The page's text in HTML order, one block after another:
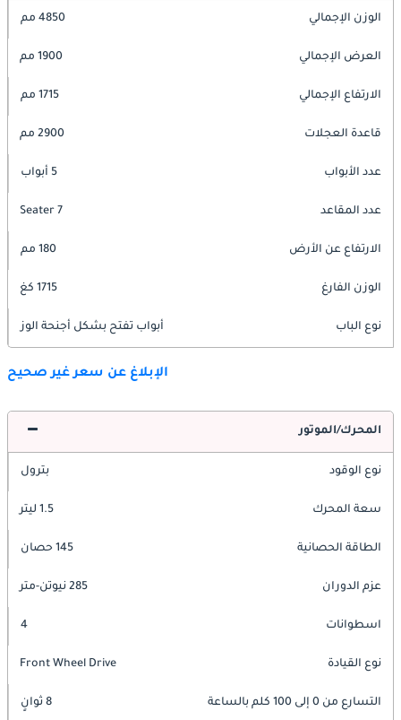
الوزن الإجمالي 4850 مم
العرض الإجمالي 1900 مم
الارتفاع الإجمالي 1715 مم
قاعدة العجلات 2900 مم
عدد الأبواب 5 أبواب
عدد المقاعد 7 Seater
الارتفاع عن الأرض 180 مم
الوزن الفارغ 1715 كغ
نوع الباب أبواب تفتح بشكل أجنحة الوز
الإبلاغ عن سعر غير صحيح
المحرك/الموتور
نوع الوقود بترول
سعة المحرك 1.5 ليتر
الطاقة الحصانية 145 حصان
عزم الدوران 285 نيوتن-متر
اسطوانات 4
نوع القيادة Front Wheel Drive
التسارع من 0 إلى 100 كلم بالساعة 8 ثوانٍ